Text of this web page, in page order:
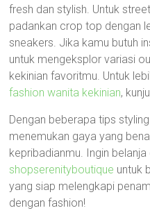
fresh dan stylish. Untuk
padankan crop top dengan
sneakers. Jika kamu butuh
untuk mengeksplor variasi
kekinian favoritmu. Untuk
fashion wanita kekinian,
Dengan beberapa tips
menemukan gaya yang
kepribadianmu. Ingin
shopserenityboutique untuk
yang siap melengkapi
dengan fashion!